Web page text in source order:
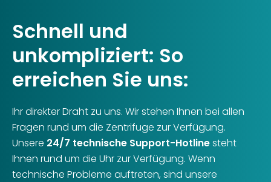
Schnell und
unkompliziert: So
erreichen Sie uns:
Ihr direkter Draht zu uns. Wir stehen Ihnen bei allen
Fragen rund um die Zentrifuge zur Verfügung.
Unsere 24/7 technische Support-Hotlinesteht
Ihnen rund um die Uhr zur Verfügung. Wenn
technische Probleme auftreten, sind unsere